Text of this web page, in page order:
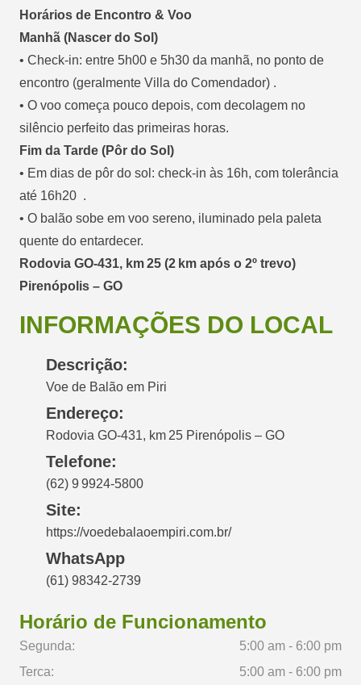
Horários de Encontro & Voo
Manhã (Nascer do Sol)
• Check‑in: entre 5h00 e 5h30 da manhã, no ponto de
encontro (geralmente Villa do Comendador) .
• O voo começa pouco depois, com decolagem no
silêncio perfeito das primeiras horas.
Fim da Tarde (Pôr do Sol)
• Em dias de pôr do sol: check‑in às 16h, com tolerância
até 16h20 .
• O balão sobe em voo sereno, iluminado pela paleta
quente do entardecer.
Rodovia GO‑431, km 25 (2 km após o 2º trevo)
Pirenópolis – GO
INFORMAÇÕES DO LOCAL
Descrição:
Voe de Balão em Piri
Endereço:
Rodovia GO‑431, km 25 Pirenópolis – GO
Telefone:
(62) 9 9924‑5800
Site:
https://voedebalaoempiri.com.br/
WhatsApp
(61) 98342‑2739
Horário de Funcionamento
Segunda:
5:00 am - 6:00 pm
Terca:
5:00 am - 6:00 pm